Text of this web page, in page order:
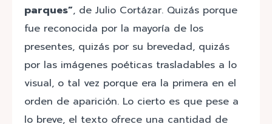
parques”, de Julio Cortázar. Quizás porque
fue reconocida por la mayoría de los
presentes, quizás por su brevedad, quizás
por las imágenes poéticas trasladables a lo
visual, o tal vez porque era la primera en el
orden de aparición. Lo cierto es que pese a
lo breve, el texto ofrece una cantidad de